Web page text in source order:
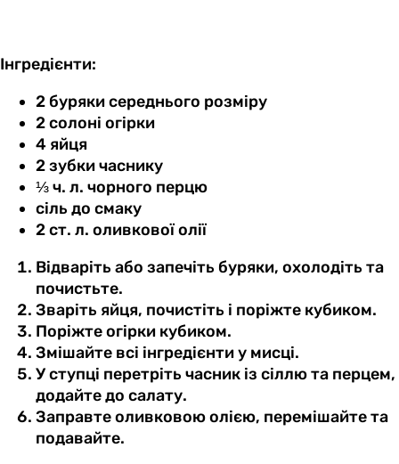
Інгредієнти:
2 буряки середнього розміру
2 солоні огірки
4 яйця
2 зубки часнику
⅓ ч. л. чорного перцю
сіль до смаку
2 ст. л. оливкової олії
Відваріть або запечіть буряки, охолодіть та
почистьте.
Зваріть яйця, почистіть і поріжте кубиком.
Поріжте огірки кубиком.
Змішайте всі інгредієнти у мисці.
У ступці перетріть часник із сіллю та перцем,
додайте до салату.
Заправте оливковою олією, перемішайте та
подавайте.